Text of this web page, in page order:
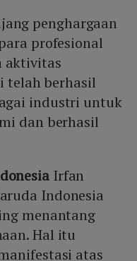
penghargaan
profesional
aktivitas
telah berhasil
industri untuk
dan berhasil
Irfan
Indonesia
menantang
Hal itu
atas